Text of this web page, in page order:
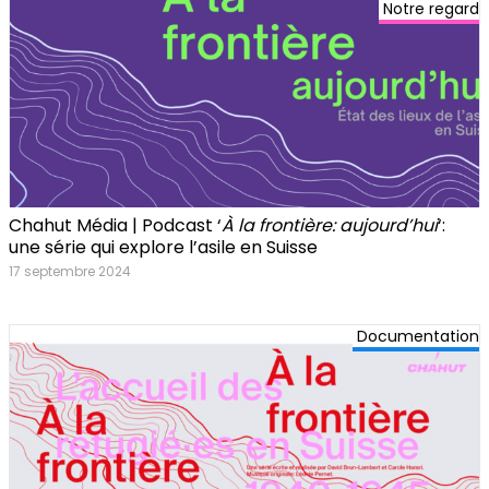
Notre regard
Chahut Média | Podcast ‘À la frontière: aujourd’hui‘:
une série qui explore l’asile en Suisse
17 septembre 2024
Documentation